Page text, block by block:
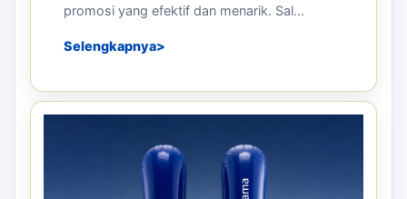
promosi yang efektif dan menarik. Sal...
Selengkapnya